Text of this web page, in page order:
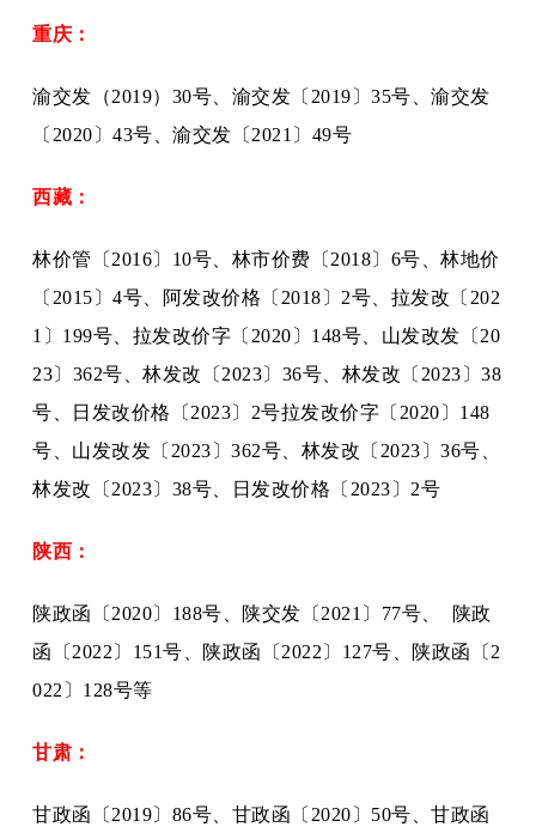
重庆：
渝交发（2019）30号、渝交发〔2019〕35号、渝交发
〔2020〕43号、渝交发〔2021〕49号
西藏：
林价管〔 2016〕10号、林市价费〔2018〕6号、林地价
〔2015〕4号、阿发改价格〔2018〕2号、拉发改〔202
1〕199号、拉发改价字〔2020〕148号、山发改发〔20
23〕362号、林发改〔2023〕36号、林发改〔2023〕38
号、日发改价格〔2023〕2号拉发改价字〔2020〕148
号、山发改发〔2023〕362号、林发改〔2023〕36号、
林发改〔2023〕38号、日发改价格〔2023〕2号
陕西：
陕政函〔 2020〕188号、陕交发〔2021〕77号、 陕政
函〔2022〕151号、陕政函〔2022〕127号、陕政函〔2
022〕128号等
甘肃：
甘政函〔 2019〕86号、甘政函〔2020〕50号、甘政函